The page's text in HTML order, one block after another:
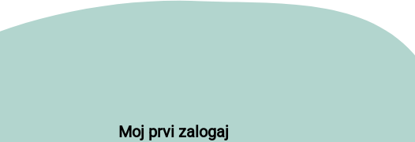
Moj prvi zalogaj